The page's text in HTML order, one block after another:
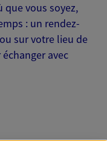
que vous soyez,
: un rendez-
sur votre lieu de
avec